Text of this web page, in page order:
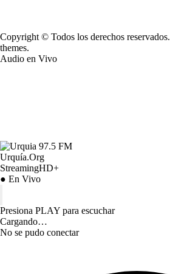
Copyright © Todos los derechos reservados.
themes.
Audio en Vivo
Urquía.Org
StreamingHD+
● En Vivo
Presiona PLAY para escuchar
Cargando…
No se pudo conectar